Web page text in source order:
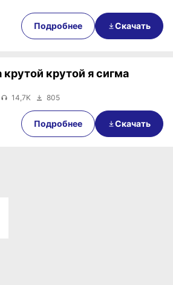
0:15
Подробнее Скачать
0:30
крутой крутой я сигма
14,7K 805
Подробнее Скачать